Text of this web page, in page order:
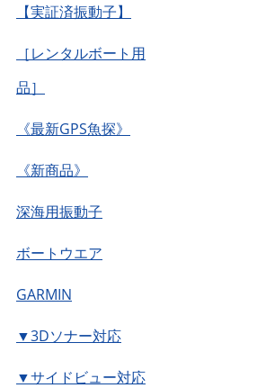
【実証済振動子】
［レンタルボート用
品］
《最新GPS魚探》
《新商品》
深海用振動子
ボートウエア
GARMIN
▼3Dソナー対応
▼サイドビュー対応